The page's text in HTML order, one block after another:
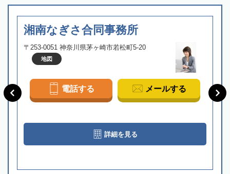
湘南なぎさ合同事務所
〒253-0051 神奈川県茅ヶ崎市若松町5-20
地図
電話する メールする
詳細を見る